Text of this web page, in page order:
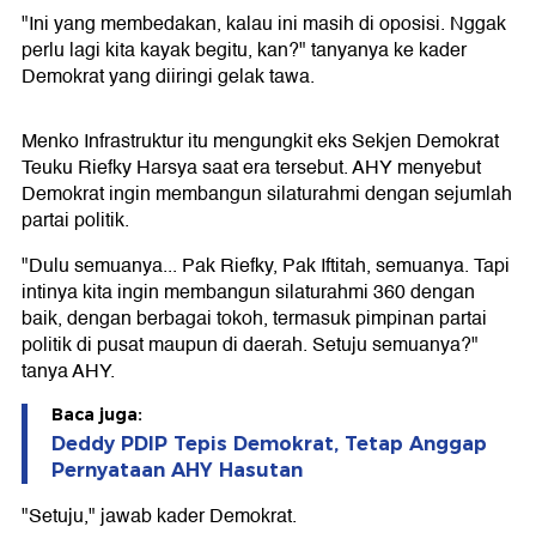
"Ini yang membedakan, kalau ini masih di oposisi. Nggak
perlu lagi kita kayak begitu, kan?" tanyanya ke kader
Demokrat yang diiringi gelak tawa.
Menko Infrastruktur itu mengungkit eks Sekjen Demokrat
Teuku Riefky Harsya saat era tersebut. AHY menyebut
Demokrat ingin membangun silaturahmi dengan sejumlah
partai politik.
"Dulu semuanya... Pak Riefky, Pak Iftitah, semuanya. Tapi
intinya kita ingin membangun silaturahmi 360 dengan
baik, dengan berbagai tokoh, termasuk pimpinan partai
politik di pusat maupun di daerah. Setuju semuanya?"
tanya AHY.
Baca juga:
Deddy PDIP Tepis Demokrat, Tetap Anggap
Pernyataan AHY Hasutan
"Setuju," jawab kader Demokrat.